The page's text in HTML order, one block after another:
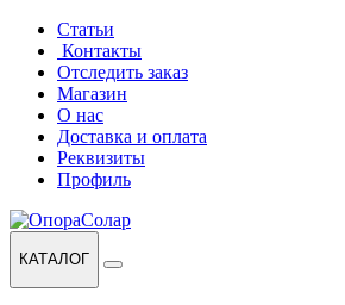
Перейти
навигации
Перейти
содержанию
Статьи
Контакты
Отследить заказ
Магазин
О нас
Доставка и оплата
Реквизиты
Профиль
КАТАЛОГ